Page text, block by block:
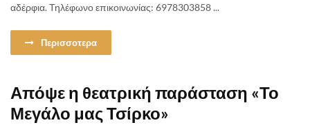
αδέρφια. Τηλέφωνο επικοινωνίας: 6978303858 ...
Περισσοτερα
Απόψε η θεατρική παράσταση «Το
Μεγάλο μας Τσίρκο»